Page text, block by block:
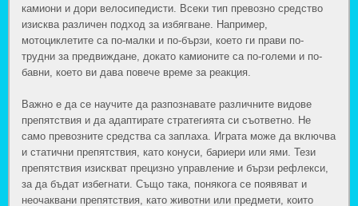
камиони и дори велосипедисти. Всеки тип превозно средство
изисква различен подход за избягване. Например,
мотоциклетите са по-малки и по-бързи, което ги прави по-
трудни за предвиждане, докато камионите са по-големи и по-
бавни, което ви дава повече време за реакция.
Важно е да се научите да разпознавате различните видове
препятствия и да адаптирате стратегията си съответно. Не
само превозните средства са заплаха. Играта може да включва
и статични препятствия, като конуси, бариери или ями. Тези
препятствия изискват прецизно управление и бързи рефлекси,
за да бъдат избегнати. Също така, понякога се появяват и
неочаквани препятствия, като животни или предмети, които